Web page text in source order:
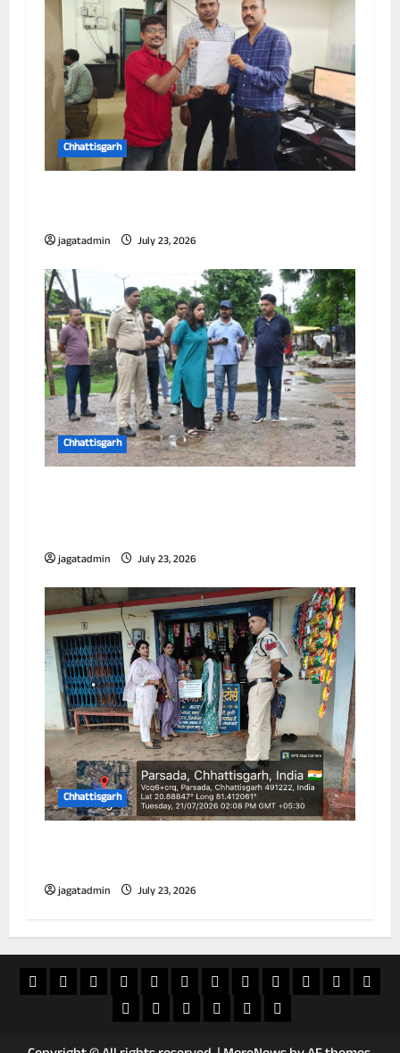
Chhattisgarh
jagatadmin July 23, 2026
Chhattisgarh
jagatadmin July 23, 2026
Chhattisgarh
jagatadmin July 23, 2026
खास
राज्य विदेशअपराध
देश खेल आस्थामनोरंजनवीडियोचुनावराशिफल
शिक्षासियासत
ई
स्वास्थ्यजापान
20